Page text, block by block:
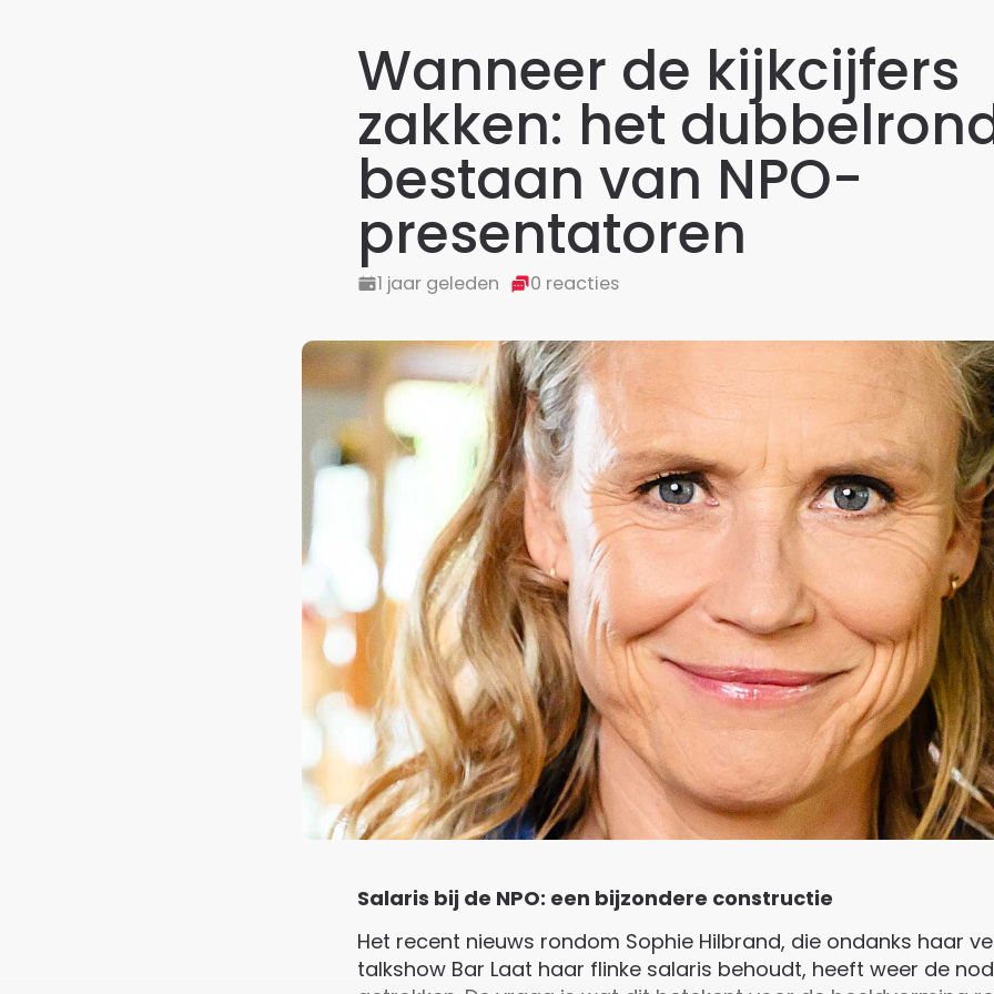
Wanneer de kijkcijfers
zakken: het
bestaan van NPO-
presentatoren
1 jaar geleden 0 reacties
Salaris bij de NPO: een bijzondere constructie
Het recent nieuws rondom Sophie Hilbrand, die ondanks haar
talkshow Bar Laat haar flinke salaris behoudt, heeft weer de